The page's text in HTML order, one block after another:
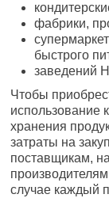
фабрики,
быстрого
заведений
Чтобы
использование
хранения
затраты на
поставщикам,
случае каждый